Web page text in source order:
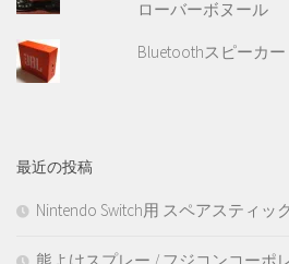
ローバーボヌール
Bluetoothスピーカ
最近の投稿
Nintendo Switch用 スペアスティッ